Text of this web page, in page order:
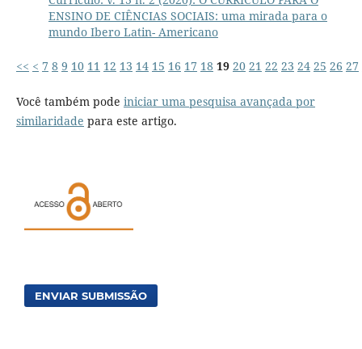
ENSINO DE CIÊNCIAS SOCIAIS: uma mirada para o
mundo Ibero Latin- Americano
<< < 7 8 9 10 11 12 13 14 15 16 17 18 19 20 21 22 23 24 25 26 27
Você também pode iniciar uma pesquisa avançada por
similaridade para este artigo.
ENVIAR SUBMISSÃO